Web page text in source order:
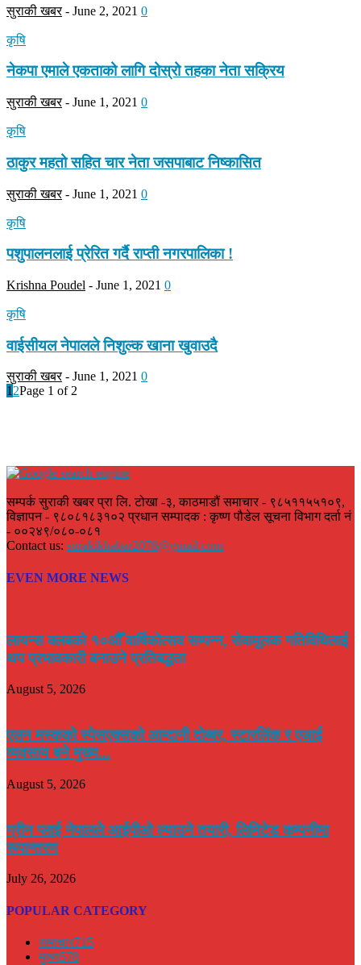
सुराकी खबर - June 2, 2021 0
कृषि
नेकपा एमाले एकताको लागि दोस्रो तहका नेता सक्रिय
सुराकी खबर - June 1, 2021 0
कृषि
ठाकुर महतो सहित चार नेता जसपाबाट निष्कासित
सुराकी खबर - June 1, 2021 0
कृषि
पशुपालनलाई प्रेरित गर्दै राप्ती नगरपालिका !
Krishna Poudel - June 1, 2021 0
कृषि
वाईसीयल नेपालले निशुल्क खाना खुवाउदै
सुराकी खबर - June 1, 2021 0
12Page 1 of 2
सम्पर्क सुराकी खबर प्रा लि. टोखा -३, काठमाडौं समाचार - ९८५११५५१०९,
विज्ञापन - ९८०८१८३१०२ प्रधान सम्पादक : कृष्ण पौडेल सूचना विभाग दर्ता नं
- ००२४९/०८०-०८१
Contact us: surakikhabar2078@gmail.com
EVEN MORE NEWS
लायन्स क्लबको १०औँ वार्षिकोत्सव सम्पन्न, सेवामूलक गतिविधिलाई
थप प्रभावकारी बनाउने प्रतिबद्धता
August 5, 2026
एलन मस्कको स्पेसएक्सको आम्दानी दोब्बर, स्टारलिंक र एआई
व्यवसाय बने मुख्य...
August 5, 2026
ग्रीन प्लाई नेपालले आईपीओ ल्याउने तयारी, लिमिटेड कम्पनीमा
रूपान्तरण
July 26, 2026
POPULAR CATEGORY
समाचार715
मुख्य578